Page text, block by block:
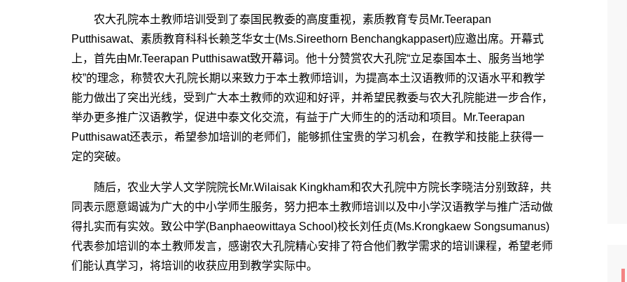
农大孔院本土教师培训受到了泰国民教委的高度重视，素质教育专员Mr.Teerapan
Putthisawat、素质教育科科长赖芝华女士(Ms.Sireethorn Benchangkappasert)应邀出席。开幕式
上，首先由Mr.Teerapan Putthisawat致开幕词。他十分赞赏农大孔院“立足泰国本土、服务当地学
校”的理念，称赞农大孔院长期以来致力于本土教师培训，为提高本土汉语教师的汉语水平和教学
能力做出了突出光线，受到广大本土教师的欢迎和好评，并希望民教委与农大孔院能进一步合作，
举办更多推广汉语教学，促进中泰文化交流，有益于广大师生的的活动和项目。Mr.Teerapan
Putthisawat还表示，希望参加培训的老师们，能够抓住宝贵的学习机会，在教学和技能上获得一
定的突破。
随后，农业大学人文学院院长Mr.Wilaisak Kingkham和农大孔院中方院长李晓洁分别致辞，共
同表示愿意竭诚为广大的中小学师生服务，努力把本土教师培训以及中小学汉语教学与推广活动做
得扎实而有实效。致公中学(Banphaeowittaya School)校长刘任贞(Ms.Krongkaew Songsumanus)
代表参加培训的本土教师发言，感谢农大孔院精心安排了符合他们教学需求的培训课程，希望老师
们能认真学习，将培训的收获应用到教学实际中。